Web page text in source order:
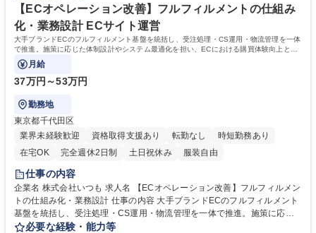
【ECオペレーション改善】フルフィルメントの仕組み
化・業務設計 ECサイト運営
大手ブランドECのフルフィルメント基盤を統括し、受注処理・CS運用・物流管理を一体
で推進。施策に応じた体制設計やシステム最適化を担い、ECにおける購買体験向上と業
務効率化をリードします。
月給
37万円～53万円
勤務地
東京都千代田区
業界未経験歓迎
資格取得支援あり 転勤なし
時短勤務あり
在宅OK
完全週休2日制 土日祝休み 服装自由
仕事の内容
企業名 株式会社いつも 求人名 【ECオペレーション改善】フルフィルメン
トの仕組み化・業務設計 仕事の内容 大手ブランドECのフルフィルメント
基盤を統括し、受注処理・CS運用・物流管理を一体で推進。施策に応じ
た体制設計やシステム最適化を担い、ECにおける購買体験向上と業務効
必要な経験・能力等